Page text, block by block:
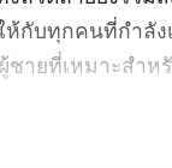
ห้กับทุกคนที่กำลั
ายที่เหมาะสำห